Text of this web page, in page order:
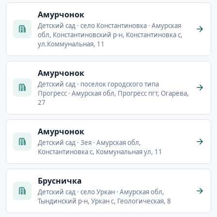
Амурчонок
Детский сад · село Константиновка · Амурская
обл, Константиновский р-н, Константиновка с,
ул.Коммунальная, 11
Амурчонок
Детский сад · поселок городского типа
Прогресс · Амурская обл, Прогресс пгт, Огарева,
27
Амурчонок
Детский сад · Зея · Амурская обл,
Константиновка с, Коммунальная ул, 11
Брусничка
Детский сад · село Уркан · Амурская обл,
Тындинский р-н, Уркан с, Геологическая, 8